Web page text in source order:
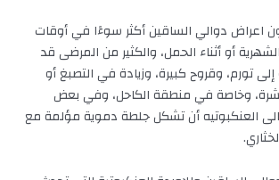
اعراض دوالي الساقين أكثر سوءًا في أوقات
أو أثناء الحمل، والكثير من المرضى قد
إلى تورم، وقروح كبيرة، وزيادة في التصبغ أو
وخاصة في منطقة الكاحل، وفي بعض
العنكبوتيه أن تشكل جلطة دموية مؤلمة مع